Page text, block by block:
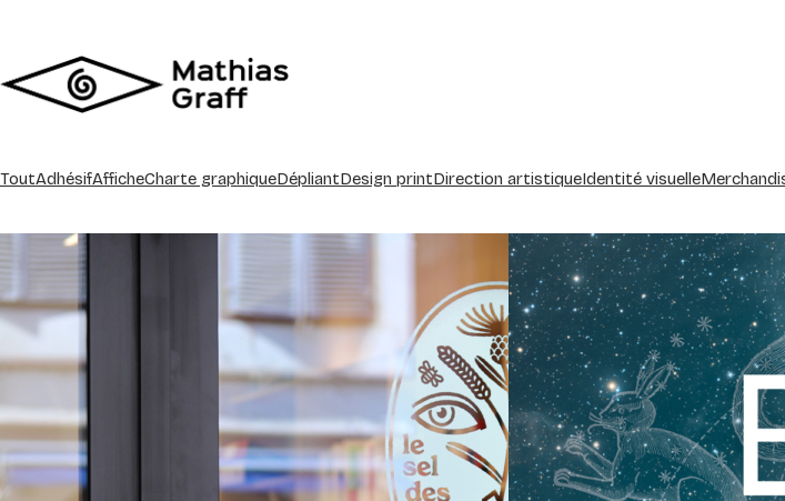
ToutAdhésifAfficheCharte graphiqueDépliantDesign printDirection artistiqueIdentité visuelle